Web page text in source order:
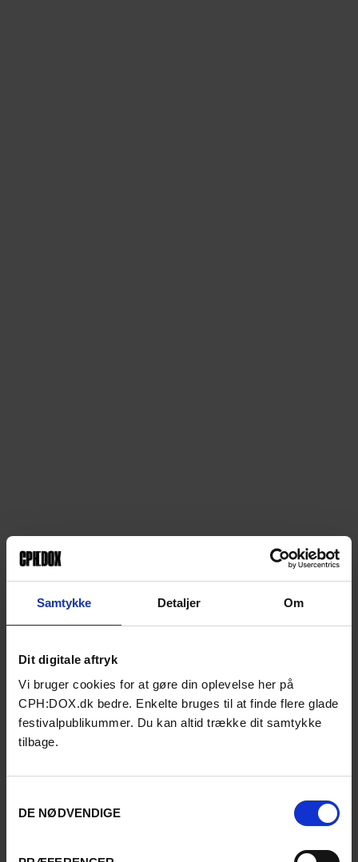
Samtykke Detaljer Om
Dit digitale aftryk
Vi bruger cookies for at gøre din oplevelse her på
CPH:DOX.dk bedre. Enkelte bruges til at finde flere glade
festivalpublikummer. Du kan altid trække dit samtykke
tilbage.
DE NØDVENDIGE